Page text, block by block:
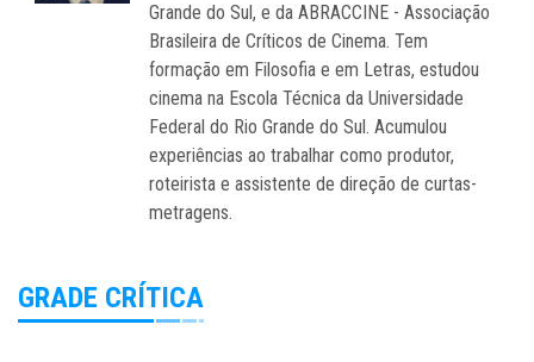
Grande do Sul, e da ABRACCINE - Associação
Brasileira de Críticos de Cinema. Tem
formação em Filosofia e em Letras, estudou
cinema na Escola Técnica da Universidade
Federal do Rio Grande do Sul. Acumulou
experiências ao trabalhar como produtor,
roteirista e assistente de direção de curtas-
metragens.
GRADE CRÍTICA